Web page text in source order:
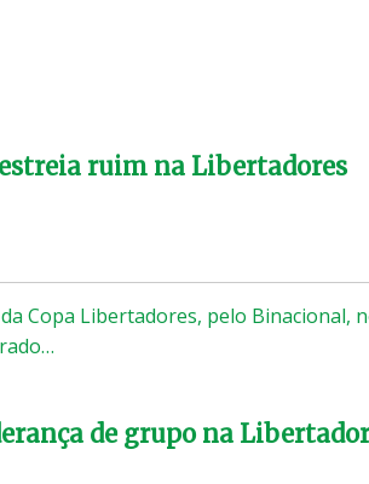
estreia ruim na Libertadores
Copa Libertadores, pelo Binacional,
de grupo na